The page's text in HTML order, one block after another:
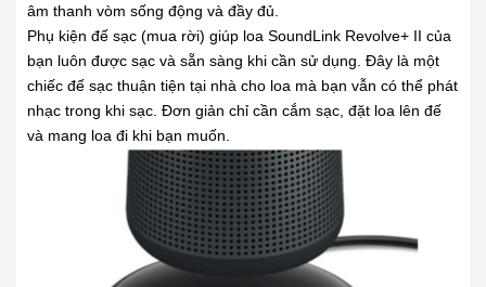
âm thanh vòm sống động và đầy đủ.
Phụ kiện đế sạc (mua rời) giúp loa SoundLink Revolve+ II của
bạn luôn được sạc và sẵn sàng khi cần sử dụng. Đây là một
chiếc đế sạc thuận tiện tại nhà cho loa mà bạn vẫn có thể phát
nhạc trong khi sạc. Đơn giản chỉ cần cắm sạc, đặt loa lên đế
và mang loa đi khi bạn muốn.